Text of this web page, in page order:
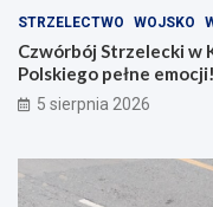
STRZELECTWO WOJSKO
Czwórbój Strzelecki w
Polskiego pełne emocji!
5 sierpnia 2026